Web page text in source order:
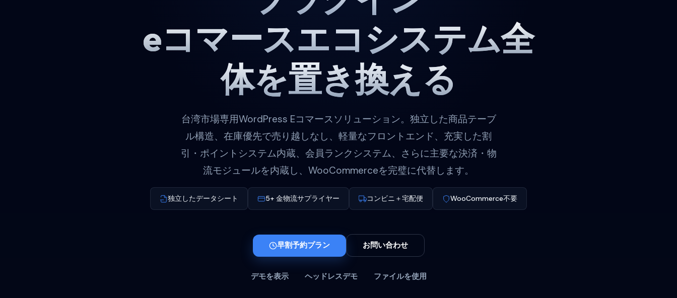
eコマースエコシステム全
体を置き換える
台湾市場専用WordPress Eコマースソリューション。独立した商品テーブ
ル構造、在庫優先で売り越しなし、軽量なフロントエンド、充実した割
引・ポイントシステム内蔵、会員ランクシステム、さらに主要な決済・物
流モジュールを内蔵し、WooCommerceを完璧に代替します。
独立したデータシート 5+ 金物流サプライヤー コンビニ＋宅配便 WooCommerce不要
早割予約プラン お問い合わせ
デモを表示 ヘッドレスデモ ファイルを使用